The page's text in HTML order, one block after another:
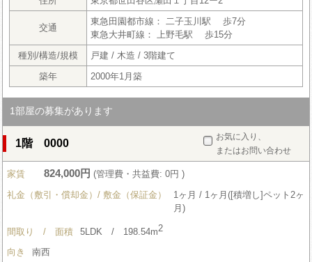
交通
東急田園都市線： 二子玉川駅 歩7分
東急大井町線： 上野毛駅 歩15分
種別/構造/規模
戸建 / 木造 / 3階建て
築年
2000年1月築
1部屋の募集があります
お気に入り、
またはお問い合わせ
1階 0000
家賃 824,000円 (管理費・共益費: 0円 )
礼金（敷引・償却金）/ 敷金（保証金）
1ヶ月 / 1ヶ月([積増し]ペット2ヶ
月)
間取り / 面積 5LDK / 198.54m2
向き 南西